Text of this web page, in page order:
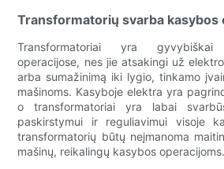
Transformatorių svarba kasybos
Transformatoriai yra
operacijose, nes jie atsakingi už
arba sumažinimą iki lygio, tinkamo
mašinoms. Kasyboje elektra yra
o transformatoriai yra labai
paskirstymui ir reguliavimui visoje
transformatorių būtų neįmanoma
mašinų, reikalingų kasybos operacijoms.